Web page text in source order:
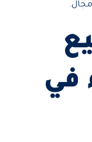
مجال.
في